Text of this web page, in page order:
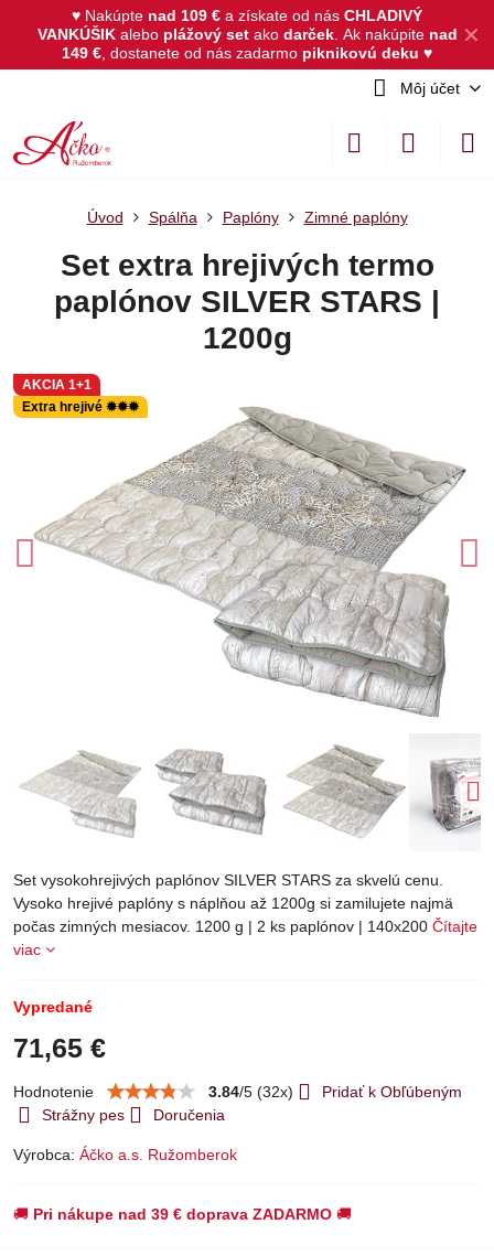
✕
♥ Nakúpte nad 109 € a získate od nás CHLADIVÝ
VANKÚŠIKalebo plážový set akodarček. Ak nakúpite nad
149 € , dostanete od nás zadarmo piknikovú deku ♥
Môj účet
AKCIA 1+1
Extra hrejivé ✹✹✹
Úvod Spálňa Paplóny Zimné paplóny
Set extra hrejivých termo
paplónov SILVER STARS |
1200g
Set vysokohrejivých paplónov SILVER STARS za skvelú cenu.
Vysoko hrejivé paplóny s náplňou až 1200g si zamilujete najmä
počas zimných mesiacov. 1200 g | 2 ks paplónov | 140x200 Čítajte
viac
Vypredané
71,65 €
Hodnotenie 3.84/5 (32x)
Pridať k Obľúbeným
Strážny pes
Doručenia
Výrobca: Áčko a.s. Ružomberok
🚚 Pri nákupe nad 39 € doprava ZADARMO 🚚